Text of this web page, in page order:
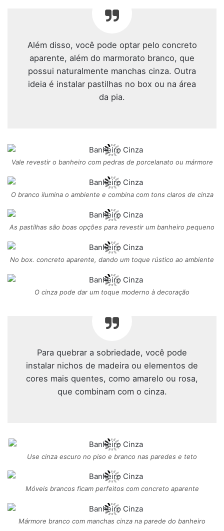
Além disso, você pode optar pelo concreto
aparente, além do marmorato branco, que
possui naturalmente manchas cinza. Outra
ideia é instalar pastilhas no box ou na área
da pia.
Vale revestir o banheiro com pedras de porcelanato ou mármore
O branco ilumina o ambiente e combina com tons claros de cinza
As pastilhas são boas opções para revestir um banheiro pequeno
No box. concreto aparente, dando um toque rústico ao ambiente
O cinza pode dar um toque moderno à decoração
Para quebrar a sobriedade, você pode
instalar nichos de madeira ou elementos de
cores mais quentes, como amarelo ou rosa,
que combinam com o cinza.
Use cinza escuro no piso e branco nas paredes e teto
Móveis brancos ficam perfeitos com concreto aparente
Mármore branco com manchas cinza na parede do banheiro